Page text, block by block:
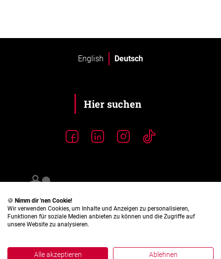
English Deutsch
🍪 Nimm dir 'nen Cookie!
Wir verwenden Cookies, um Inhalte und Anzeigen zu personalisieren,
Funktionen für soziale Medien anbieten zu können und die Zugriffe auf
unsere Website zu analysieren.
Alle akzeptieren Ablehnen